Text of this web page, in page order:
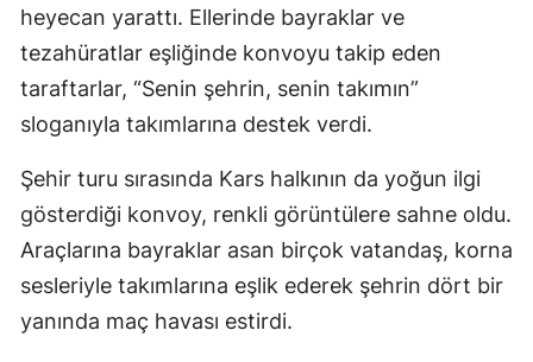
Isparta
Mersin
İzmir
Kars
Kastamonu
heyecan yarattı. Ellerinde bayraklar ve
tezahüratlar eşliğinde konvoyu takip eden
taraftarlar, “Senin şehrin, senin takımın”
sloganıyla takımlarına destek verdi.
Şehir turu sırasında Kars halkının da yoğun ilgi
gösterdiği konvoy, renkli görüntülere sahne oldu.
Araçlarına bayraklar asan birçok vatandaş, korna
sesleriyle takımlarına eşlik ederek şehrin dört bir
yanında maç havası estirdi.